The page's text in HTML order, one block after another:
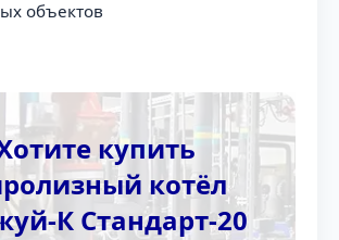
объектов
купить
котёл
К Стандарт-20